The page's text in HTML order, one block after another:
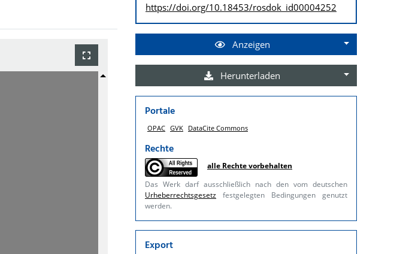
https://doi.org/10.18453/rosdok_id00004252
Anzeigen
Herunterladen
Portale
OPAC GVK DataCite Commons
Rechte
alle Rechte vorbehalten
Das Werk darf ausschließlich nach den vom deutschen
Urheberrechtsgesetz festgelegten Bedingungen genutzt
werden.
Export